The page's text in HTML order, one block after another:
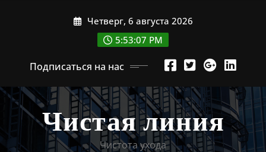
Четверг, 6 августа 2026
5:53:08 PM
Подписаться на нас
Чистая линия
Чистота ухода